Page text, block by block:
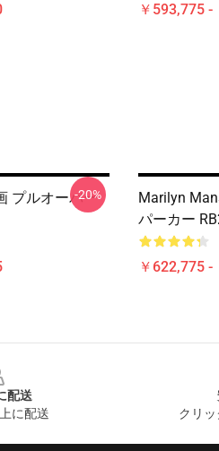
￥593,775 -
プルオーバー
-20%
Marilyn
パーカー
￥622,775 -
配送
に配送
クリ